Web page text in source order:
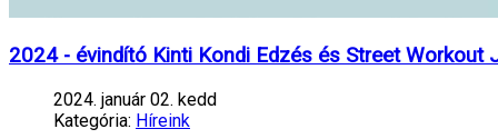
2024 - évindító Kinti Kondi Edzés és Street Workout
2024. január 02. kedd
Kategória: Híreink